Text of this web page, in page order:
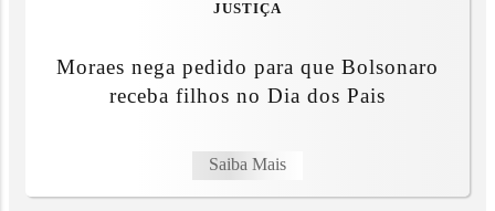
JUSTIÇA
Moraes nega pedido para que Bolsonaro
receba filhos no Dia dos Pais
Saiba Mais